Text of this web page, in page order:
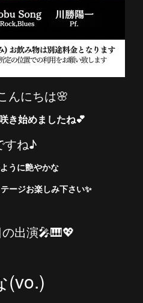
んにちは🌸
き始めましたね💕
すね♪
うに艶やかな
ージお楽しみ下さい✨
出演🎤🎹💖
(vo.)